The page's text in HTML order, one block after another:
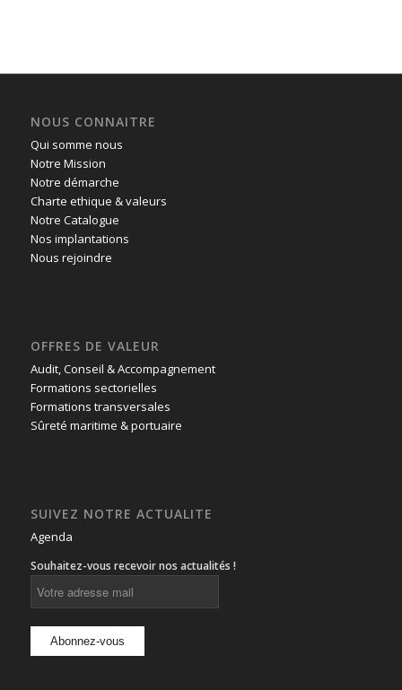
NOUS CONNAITRE
Qui somme nous
Notre Mission
Notre démarche
Charte ethique & valeurs
Notre Catalogue
Nos implantations
Nous rejoindre
OFFRES DE VALEUR
Audit, Conseil & Accompagnement
Formations sectorielles
Formations transversales
Sûreté maritime & portuaire
SUIVEZ NOTRE ACTUALITE
Agenda
Souhaitez-vous recevoir nos actualités !